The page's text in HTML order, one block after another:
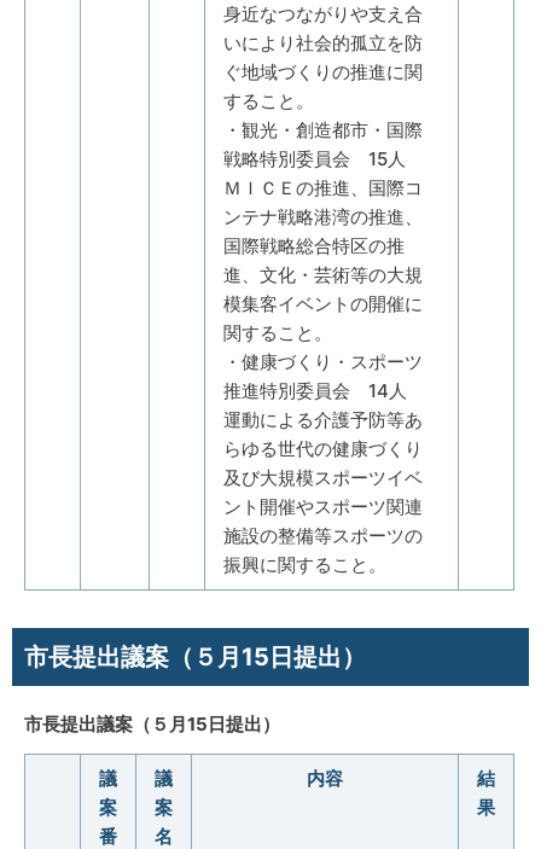
身近なつながりや支え合
いにより社会的孤立を防
ぐ地域づくりの推進に関
すること。
・観光・創造都市・国際
戦略特別委員会 15人
ＭＩＣＥの推進、国際コ
ンテナ戦略港湾の推進、
国際戦略総合特区の推
進、文化・芸術等の大規
模集客イベントの開催に
関すること。
・健康づくり・スポーツ
推進特別委員会 14人
運動による介護予防等あ
らゆる世代の健康づくり
及び大規模スポーツイベ
ント開催やスポーツ関連
施設の整備等スポーツの
振興に関すること。
市長提出議案（５月15日提出）
市長提出議案（５月15日提出）
議
案
番
議
案
名
内容
結
果